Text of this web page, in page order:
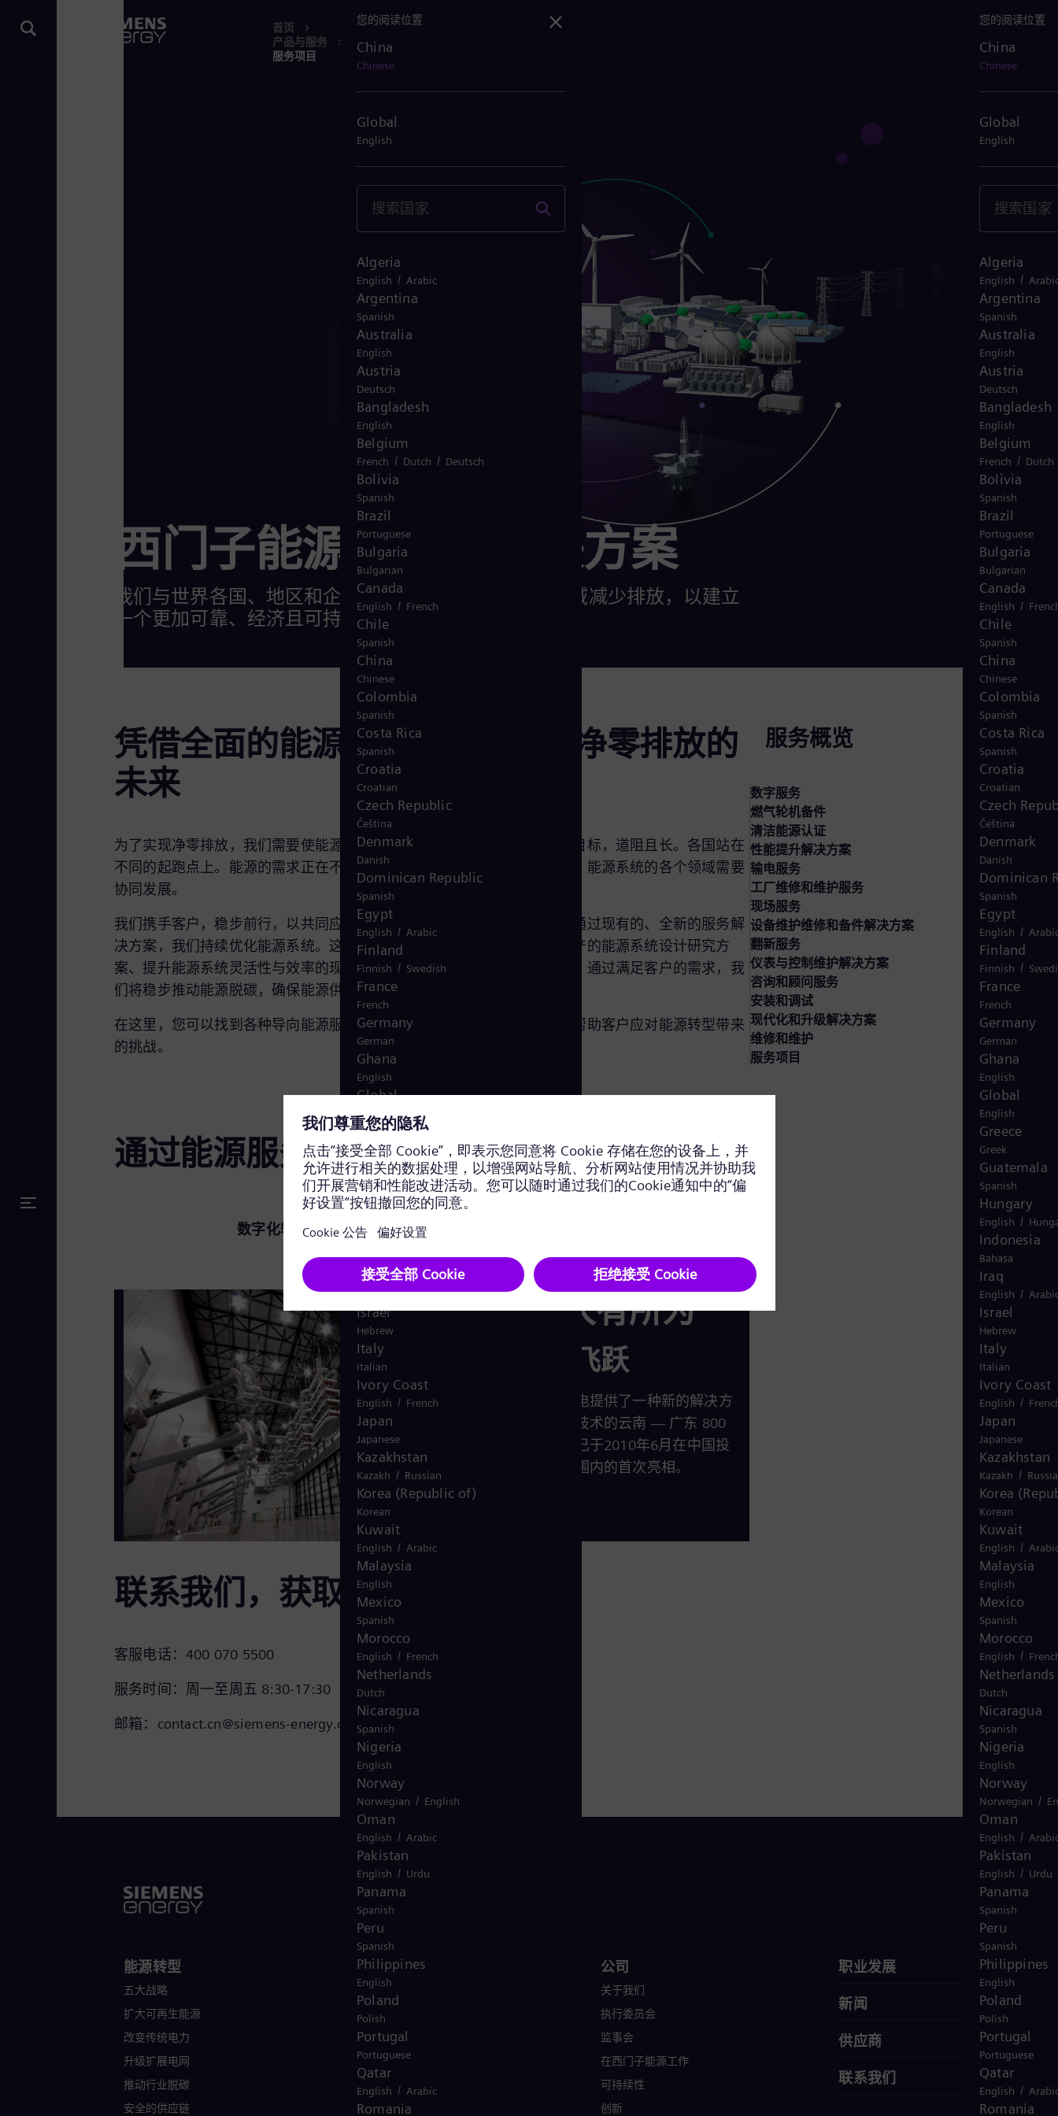
首页
产品与服务
服务项目
China
您的阅读位置
China
Chinese
Global
English
Algeria
English /
Argentina
Spanish
Australia
English
Austria
Deutsch
Bangladesh
English
Belgium
French / Dutch
Bolivia
Spanish
Brazil
Portuguese
Bulgaria
Bulgarian
Canada
English /
Chile
Spanish
China
Chinese
Colombia
Spanish
Costa Rica
Spanish
Croatia
Croatian
Czech
Čeština
Denmark
Danish
Dominican
Spanish
Egypt
English /
Finland
Finnish /
France
French
Germany
German
Ghana
English
Global
English
Greece
Greek
Guatemala
Spanish
Hungary
English /
Indonesia
Bahasa
Iraq
English /
Israel
Hebrew
Italy
Italian
Ivory Coast
English /
Japan
Japanese
Kazakhstan
Kazakh /
Korea
Korean
Kuwait
English /
Malaysia
English
Mexico
Spanish
Morocco
English /
Netherlands
Dutch
Nicaragua
Spanish
Nigeria
English
Norway
Norwegian /
Oman
English /
Pakistan
English / Urdu
Panama
Spanish
Peru
Spanish
Philippines
English
Poland
Polish
Portugal
Portuguese
Qatar
English /
Romania
西门子能源的服务解决方案
我们与世界各国、地区和企业合作，力求在整个能源领域减少排放，以建立
一个更加可靠、经济且可持续的能源系统。
凭借全面的能源服务组合，迈向净零排放的
未来
为了实现净零排放，我们需要使能源脱碳。尽管目标明确，但要实现这一目标，道阻且长。各国站在
不同的起跑点上。能源的需求正在不断增长，必须保证能源经济性。同时，能源系统的各个领域需要
协同发展。
我们携手客户，稳步前行，以共同应对挑战。我们始终将目标铭记于心，通过现有的、全新的服务解
决方案，我们持续优化能源系统。这其中包括有助于重新利用现有电力资产的能源系统设计研究方
案、提升能源系统灵活性与效率的现代化改造与升级，以及电网稳定服务。通过满足客户的需求，我
们将稳步推动能源脱碳，确保能源供应的安全性与可靠性。
在这里，您可以找到各种导向能源服务解决方案的链接。这些解决方案能帮助客户应对能源转型带来
的挑战。
通过能源服务解决方案，推动能源转型
数字化输电
输电领域大有所为
电力传输的飞跃
西门子能源为远距离输电提供了一种新的解决方
案。应用这一突破性新技术的云南 — 广东 800
千伏特高压直输电工程已于2010年6月在中国投
运，这也是它在世界范围内的首次亮相。
联系我们，获取更多信息
客服电话：400 070 5500
服务时间：周一至周五 8:30-17:30
邮箱：contact.cn@siemens-energy.com
服务概览
数字服务
燃气轮机备件
清洁能源认证
性能提升解决方案
输电服务
工厂维修和维护服务
现场服务
设备维护维修和备件解决方案
翻新服务
仪表与控制维护解决方案
咨询和顾问服务
安装和调试
现代化和升级解决方案
维修和维护
服务项目
China
您的阅读位置
China
Chinese
Global
English
Algeria
English / Arabic
Argentina
Spanish
Australia
English
Austria
Deutsch
Bangladesh
English
Belgium
French / Dutch / Deutsch
Bolivia
Spanish
Brazil
Portuguese
Bulgaria
Bulgarian
Canada
English / French
Chile
Spanish
China
Chinese
Colombia
Spanish
Costa Rica
Spanish
Croatia
Croatian
Czech Republic
Čeština
Denmark
Danish
Dominican Republic
Spanish
Egypt
English / Arabic
Finland
Finnish / Swedish
France
French
Germany
German
Ghana
English
Global
English
Greece
Greek
Guatemala
Spanish
Hungary
Indonesia
Bahasa
Iraq
English/Arabic
Israel
Hebrew
Italy
Italian
Ivory Coast
English / French
Japan
Japanese
Kazakhstan
Kazakh / Russian
Korea (Republic of)
Korean
Kuwait
English / Arabic
Malaysia
English
Mexico
Spanish
Morocco
English / French
Netherlands
Dutch
Nicaragua
Spanish
Nigeria
English
Norway
Norwegian / English
Oman
English / Arabic
Pakistan
English / Urdu
Panama
Spanish
Peru
Spanish
Philippines
English
Poland
Polish
Portugal
Portuguese
Qatar
English / Arabic
Romania
联系我们
能源转型
五大战略
扩大可再生能源
改变传统电力
升级扩展电网
推动行业脱碳
安全的供应链
产品与服务
行业
案例
产品
服务
培训
公司
关于我们
执行委员会
监事会
在西门子能源工作
可持续性
创新
职业发展
新闻
供应商
联系我们